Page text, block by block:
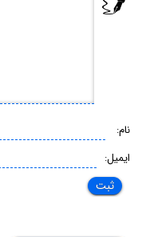
نام:
ایمیل: